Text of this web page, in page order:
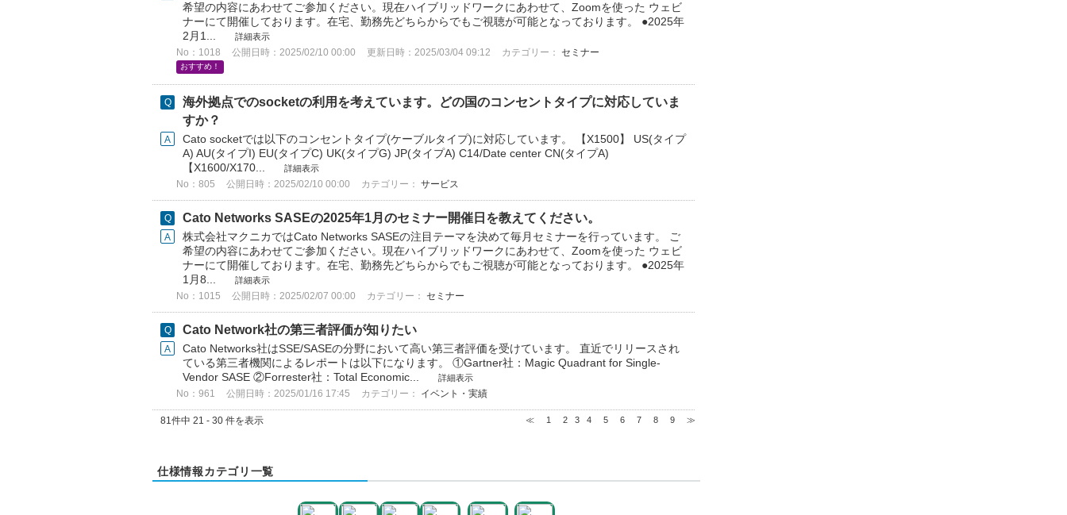
希望の内容にあわせてご参加ください。現在ハイブリッドワークにあわせて、Zoomを使った ウェビ
ナーにて開催しております。在宅、勤務先どちらからでもご視聴が可能となっております。 ●2025年
2月1...
詳細表示
No：1018 公開日時：2025/02/10 00:00 更新日時：2025/03/04 09:12 カテゴリー： セミナー
おすすめ！
海外拠点でのsocketの利用を考えています。どの国のコンセントタイプに対応していま
すか？
Cato socketでは以下のコンセントタイプ(ケーブルタイプ)に対応しています。 【X1500】 US(タイプ
A) AU(タイプI) EU(タイプC) UK(タイプG) JP(タイプA) C14/Date center CN(タイプA)
【X1600/X170...
詳細表示
No：805 公開日時：2025/02/10 00:00 カテゴリー： サービス
Cato Networks SASEの2025年1月のセミナー開催日を教えてください。
株式会社マクニカではCato Networks SASEの注目テーマを決めて毎月セミナーを行っています。 ご
希望の内容にあわせてご参加ください。現在ハイブリッドワークにあわせて、Zoomを使った ウェビ
ナーにて開催しております。在宅、勤務先どちらからでもご視聴が可能となっております。 ●2025年
1月8...
詳細表示
No：1015 公開日時：2025/02/07 00:00 カテゴリー： セミナー
Cato Network社の第三者評価が知りたい
Cato Networks社はSSE/SASEの分野において高い第三者評価を受けています。 直近でリリースされ
ている第三者機関によるレポートは以下になります。 ①Gartner社：Magic Quadrant for Single-
Vendor SASE ②Forrester社：Total Economic...
詳細表示
No：961 公開日時：2025/01/16 17:45 カテゴリー： イベント・実績
81件中 21 - 30 件を表示 ≪ 1 2 3 4 5 6 7 8 9 ≫
仕様情報カテゴリ一覧